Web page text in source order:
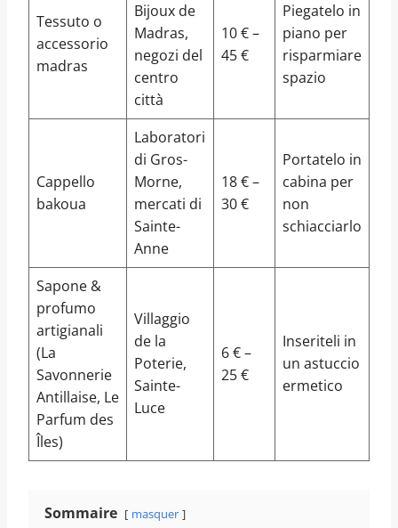
Tessuto o
accessorio
madras
Bijoux de
Madras,
negozi del
centro
città
10 € –
45 €
Piegatelo in
piano per
risparmiare
spazio
Cappello
bakoua
Laboratori
di Gros-
Morne,
mercati di
Sainte-
Anne
18 € –
30 €
Portatelo in
cabina per
non
schiacciarlo
Sapone &
profumo
artigianali
(La
Savonnerie
Antillaise, Le
Parfum des
Îles)
Villaggio
de la
Poterie,
Sainte-
Luce
6 € –
25 €
Inseriteli in
un astuccio
ermetico
Sommaire masquer